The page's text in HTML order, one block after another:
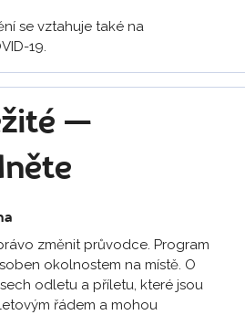
se vztahuje také na
19.
—
změnit průvodce. Program
okolnostem na místě. O
odletu a příletu, které jsou
řádem a mohou